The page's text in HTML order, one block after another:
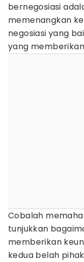
bernegosiasi
memenangkan
negosiasi yang
yang
Cobalah
tunjukkan
memberikan
kedua belah